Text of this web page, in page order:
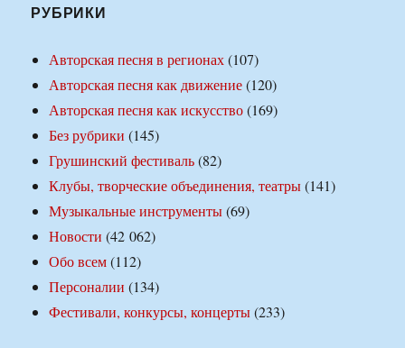
РУБРИКИ
Авторская песня в регионах(107)
Авторская песня как движение(120)
Авторская песня как искусство(169)
Без рубрики (145)
Грушинский фестиваль(82)
Клубы, творческие объединения, театры(141)
Музыкальные инструменты(69)
Новости (42 062)
Обо всем(112)
Персоналии (134)
Фестивали, конкурсы, концерты(233)